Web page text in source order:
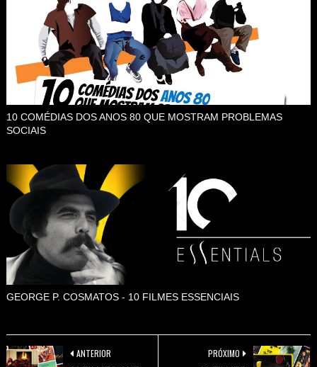
10 COMÉDIAS DOS ANOS 80 QUE MOSTRAM PROBLEMAS
SOCIAIS
GEORGE P. COSMATOS - 10 FILMES ESSENCIAIS
PRÓXIMO
ANTERIOR